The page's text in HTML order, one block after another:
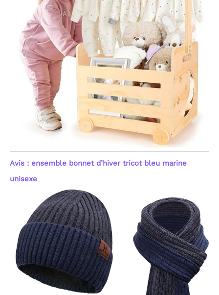
Avis : ensemble bonnet d’hiver tricot bleu marine
unisexe